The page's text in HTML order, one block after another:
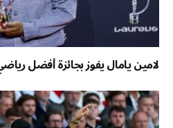
لامين يامال يفوز بجائزة أفضل